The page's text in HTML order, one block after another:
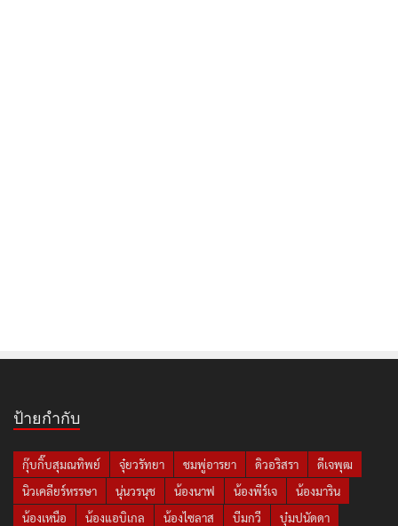
ป้ายกำกับ
กุ๊บกิ๊บสุมณทิพย์ จุ๋ยวรัทยา ชมพู่อารยา ดิวอริสรา
ดีเจพุฒ
นิวเคลียร์หรรษา
นุ่นวรนุช น้องนาฟ น้องพีร์เจ
น้องมาริน
น้องเหนือ
น้องแอบิเกล น้องไซลาส บีมกวี
บุ๋มปนัดดา